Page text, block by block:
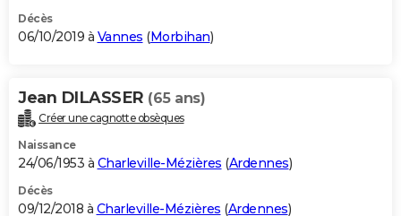
Décès
06/10/2019 à Vannes (Morbihan)
Jean DILASSER (65 ans)
Créer une cagnotte obsèques
Naissance
24/06/1953 à Charleville-Mézières (Ardennes)
Décès
09/12/2018 à Charleville-Mézières (Ardennes)